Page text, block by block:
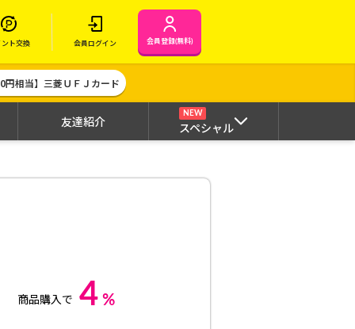
ント交換 会員ログイン 会員登録(無料)
円相当】三菱ＵＦＪカード
友達紹介
NEW
スペシャル
商品購入で 4 %